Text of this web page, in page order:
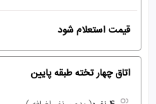
قیمت استعلام شود
اتاق چهار تخته طبقه پایین